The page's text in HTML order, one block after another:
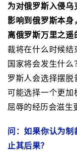
为对俄罗斯入侵乌
影响到俄罗斯本身
离俄罗斯万里之遥
裁将在什么时候结
国家将会发生什
罗斯人会选择摆脱
可能选择一个更加
屈辱的经历会滋生
问：如果你认为制
止其后果？